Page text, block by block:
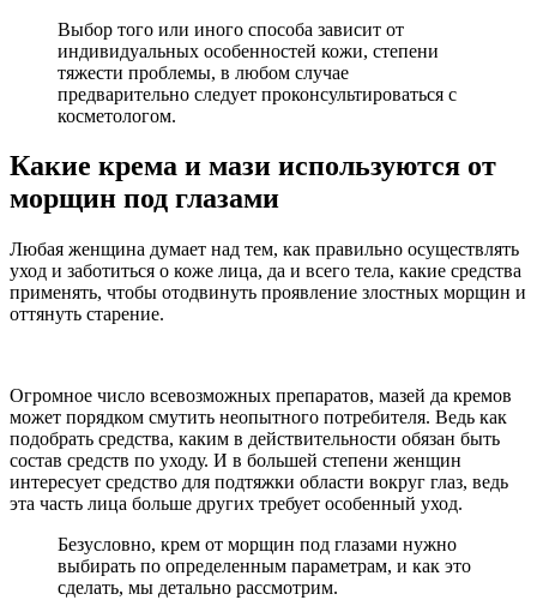
Выбор того или иного способа зависит от
индивидуальных особенностей кожи, степени
тяжести проблемы, в любом случае
предварительно следует проконсультироваться с
косметологом.
Какие крема и мази используются от
морщин под глазами
Любая женщина думает над тем, как правильно осуществлять
уход и заботиться о коже лица, да и всего тела, какие средства
применять, чтобы отодвинуть проявление злостных морщин и
оттянуть старение.
Огромное число всевозможных препаратов, мазей да кремов
может порядком смутить неопытного потребителя. Ведь как
подобрать средства, каким в действительности обязан быть
состав средств по уходу. И в большей степени женщин
интересует средство для подтяжки области вокруг глаз, ведь
эта часть лица больше других требует особенный уход.
Безусловно, крем от морщин под глазами нужно
выбирать по определенным параметрам, и как это
сделать, мы детально рассмотрим.